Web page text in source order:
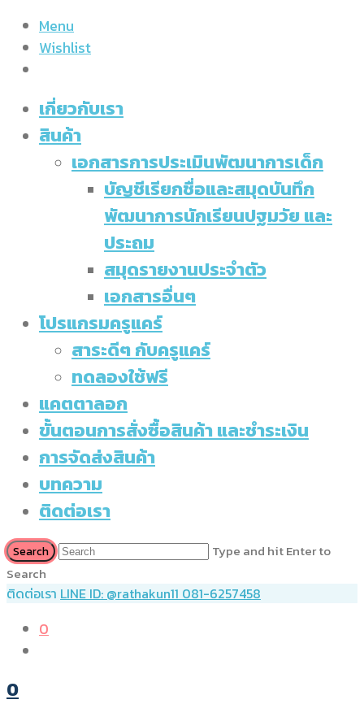
Menu
Wishlist
เกี่ยวกับเรา
สินค้า
เอกสารการประเมินพัฒนาการเด็ก
บัญชีเรียกชื่อและสมุดบันทึก
พัฒนาการนักเรียนปฐมวัย และ
ประถม
สมุดรายงานประจำตัว
เอกสารอื่นๆ
โปรแกรมครูแคร์
สาระดีๆ กับครูแคร์
ทดลองใช้ฟรี
แคตตาลอก
ขั้นตอนการสั่งซื้อสินค้า และชำระเงิน
การจัดส่งสินค้า
บทความ
ติดต่อเรา
Type and hit Enter to
Search
ติดต่อเรา LINE ID: @rathakun11 081-6257458
0
0